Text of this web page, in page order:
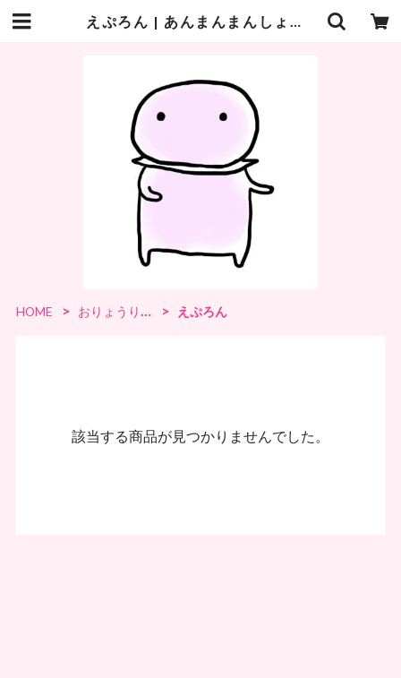
えぷろん | あんまんまんしょっぷ
HOME おりょうり・おしょくじ えぷろん
該当する商品が見つかりませんでした。